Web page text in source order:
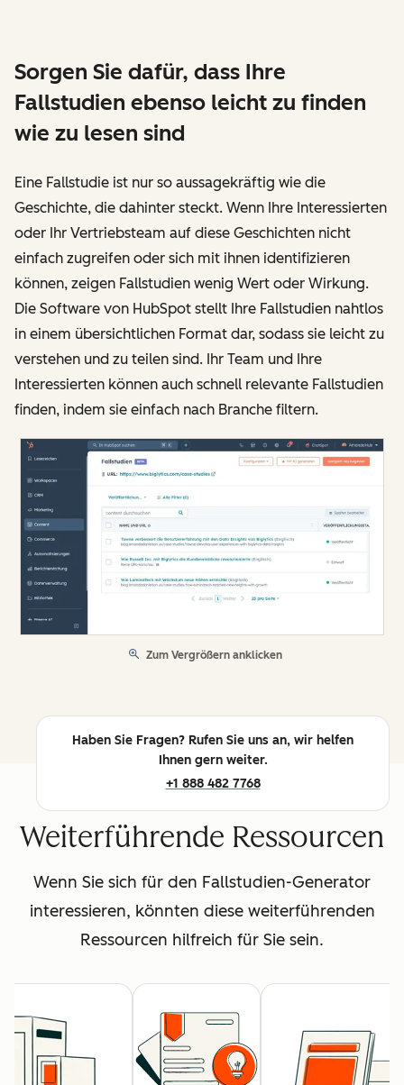
Sorgen Sie dafür, dass Ihre
Fallstudien ebenso leicht zu finden
wie zu lesen sind
Eine Fallstudie ist nur so aussagekräftig wie die
Geschichte, die dahinter steckt. Wenn Ihre Interessierten
oder Ihr Vertriebsteam auf diese Geschichten nicht
einfach zugreifen oder sich mit ihnen identifizieren
können, zeigen Fallstudien wenig Wert oder Wirkung.
Die Software von HubSpot stellt Ihre Fallstudien nahtlos
in einem übersichtlichen Format dar, sodass sie leicht zu
verstehen und zu teilen sind. Ihr Team und Ihre
Interessierten können auch schnell relevante Fallstudien
finden, indem sie einfach nach Branche filtern.
Zum Vergrößern anklicken
Haben Sie Fragen? Rufen Sie uns an, wir helfen
Ihnen gern weiter.
+1 888 482 7768
Weiterführende Ressourcen
Wenn Sie sich für den Fallstudien-Generator
interessieren, könnten diese weiterführenden
Ressourcen hilfreich für Sie sein.